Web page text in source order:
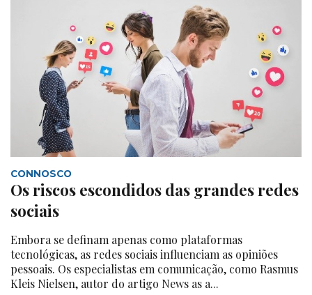
CONNOSCO
Os riscos escondidos das grandes redes
sociais
Embora se definam apenas como plataformas
tecnológicas, as redes sociais influenciam as opiniões
pessoais. Os especialistas em comunicação, como Rasmus
Kleis Nielsen, autor do artigo News as a...